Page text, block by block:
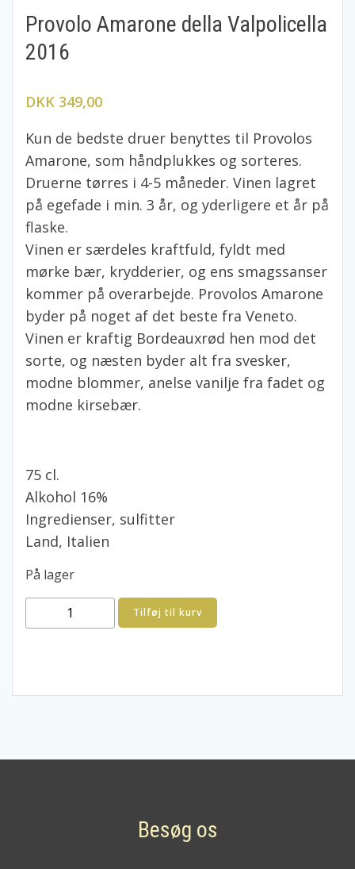
Provolo Amarone della Valpolicella
2016
DKK 349,00
Kun de bedste druer benyttes til Provolos
Amarone, som håndplukkes og sorteres.
Druerne tørres i 4-5 måneder. Vinen lagret
på egefade i min. 3 år, og yderligere et år på
flaske.
Vinen er særdeles kraftfuld, fyldt med
mørke bær, krydderier, og ens smagssanser
kommer på overarbejde. Provolos Amarone
byder på noget af det beste fra Veneto.
Vinen er kraftig Bordeauxrød hen mod det
sorte, og næsten byder alt fra svesker,
modne blommer, anelse vanilje fra fadet og
modne kirsebær.
75 cl.
Alkohol 16%
Ingredienser, sulfitter
Land, Italien
På lager
Provolo
Amarone
Tilføj til kurv
Besøg os